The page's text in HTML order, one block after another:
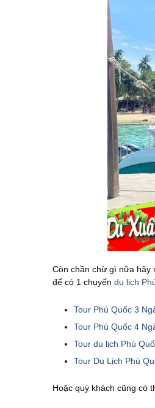
Còn chần chừ gì nữa hãy
để có 1 chuyến du lịch
Tour Phú Quốc 3
Tour Phú Quốc 4
Tour du lịch Phú
Tour Du Lịch Phú
Hoặc quý khách cũng có